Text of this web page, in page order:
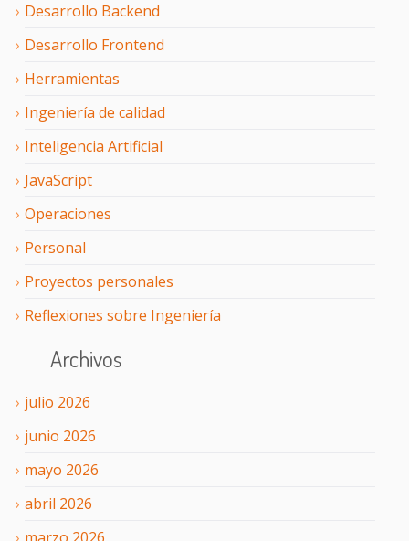
Desarrollo Backend
Desarrollo Frontend
Herramientas
Ingeniería de calidad
Inteligencia Artificial
JavaScript
Operaciones
Personal
Proyectos personales
Reflexiones sobre Ingeniería
Archivos
julio 2026
junio 2026
mayo 2026
abril 2026